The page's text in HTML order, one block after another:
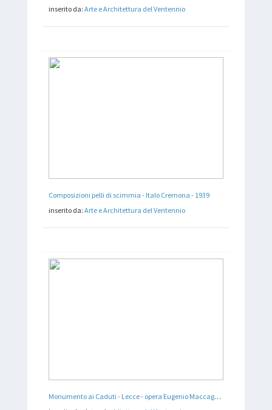
inserito da: Arte e Architettura del Ventennio
Composizioni pelli di scimmia - Italo Cremona - 1939
inserito da: Arte e Architettura del Ventennio
Monumento ai Caduti - Lecce - opera Eugenio Maccagnani - 1928